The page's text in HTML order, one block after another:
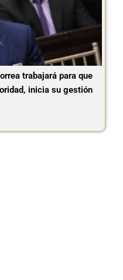
trabajará para que
inicia su gestión